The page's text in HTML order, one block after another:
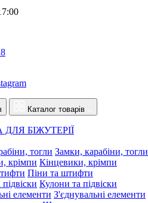
Каталог товарів
ДЛЯ БІЖУТЕРІЇ
Замки, карабіни, тогли
Кінцевики, крімпи
Піни та штифти
Кулони та підвіски
З'єднувальні елементи